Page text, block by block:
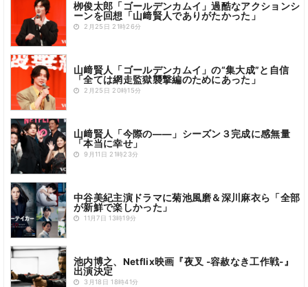
栁俊太郎「ゴールデンカムイ」過酷なアクションシ
ーンを回想「山﨑賢人でありがたかった」
2月25日 21時26分
山﨑賢人「ゴールデンカムイ」の“集大成”と自信
「全ては網走監獄襲撃編のためにあった」
2月25日 20時15分
山﨑賢人「今際の――」シーズン３完成に感無量
「本当に幸せ」
9月11日 21時23分
中谷美紀主演ドラマに菊池風磨＆深川麻衣ら「全部
が新鮮で楽しかった」
11月7日 13時19分
池内博之、Netflix映画『夜叉 -容赦なき工作戦-』
出演決定
3月18日 18時41分